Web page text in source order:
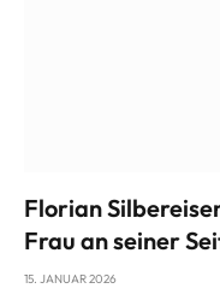
Florian
Frau an seiner
15. JANUAR 2026